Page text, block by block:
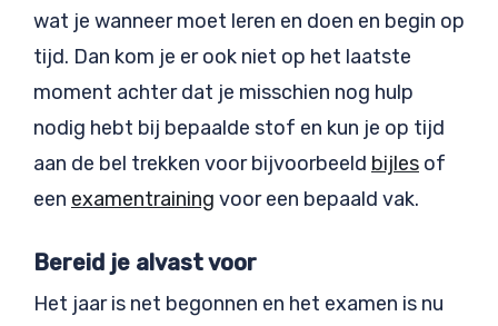
wat je wanneer moet leren en doen en begin op
tijd. Dan kom je er ook niet op het laatste
moment achter dat je misschien nog hulp
nodig hebt bij bepaalde stof en kun je op tijd
aan de bel trekken voor bijvoorbeeld bijles of
een examentraining voor een bepaald vak.
Bereid je alvast voor
Het jaar is net begonnen en het examen is nu